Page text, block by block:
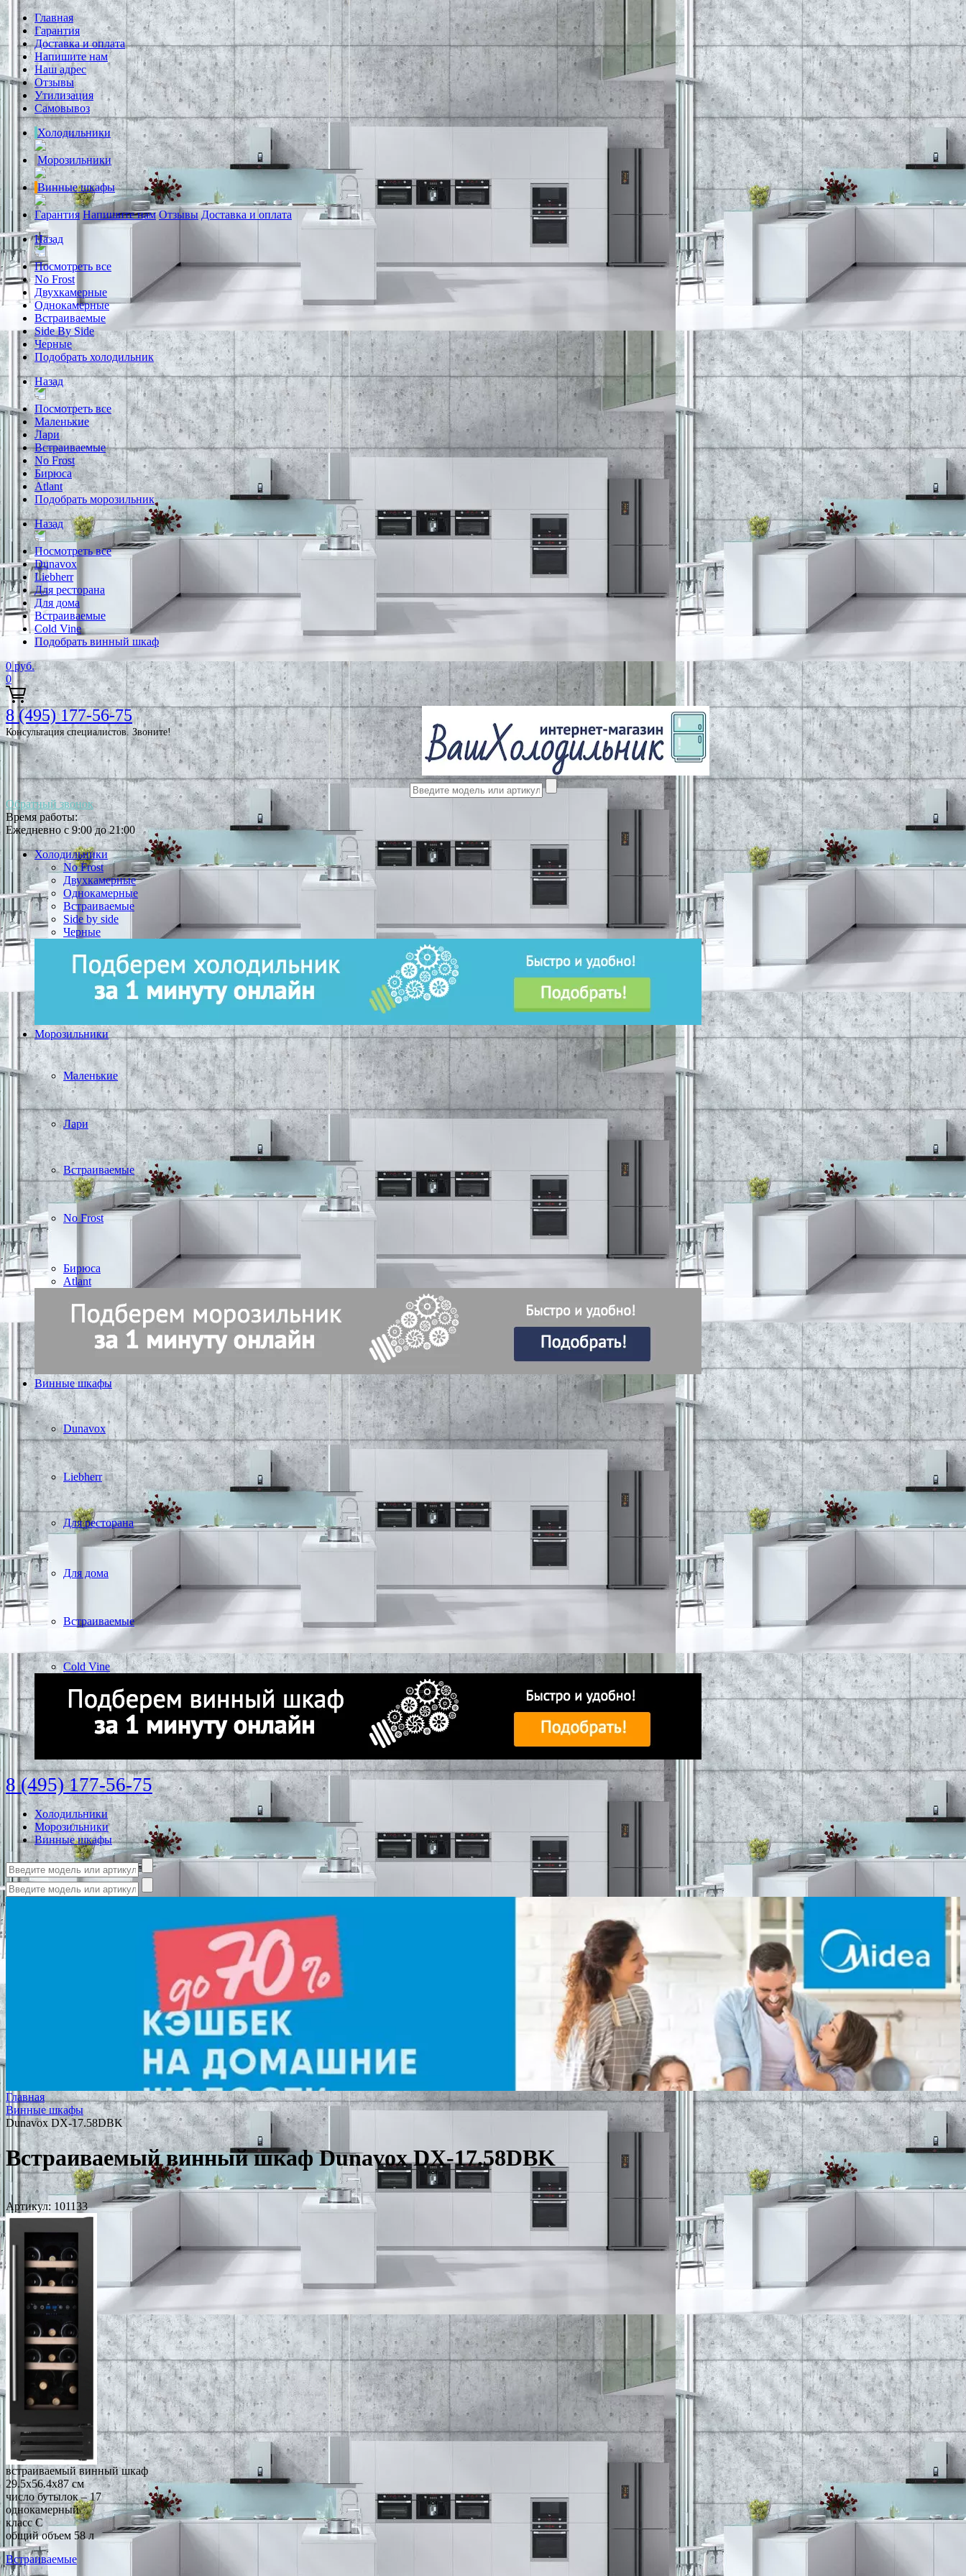
Главная
Гарантия
Доставка и оплата
Напишите нам
Наш адрес
Отзывы
Утилизация
Самовывоз
Холодильники
Морозильники
Винные шкафы
Гарантия Напишите нам Отзывы Доставка и оплата
Назад
Посмотреть все
No Frost
Двухкамерные
Однокамерные
Встраиваемые
Side By Side
Черные
Подобрать холодильник
Назад
Посмотреть все
Маленькие
Лари
Встраиваемые
No Frost
Бирюса
Atlant
Подобрать морозильник
Назад
Посмотреть все
Dunavox
Liebherr
Для ресторана
Для дома
Встраиваемые
Cold Vine
Подобрать винный шкаф
0 руб.
0
8 (495) 177-56-75
Консультация специалистов. Звоните!
Обратный звонок
Время работы:
Ежедневно с 9:00 до 21:00
Холодильники
No Frost
Двухкамерные
Однокамерные
Встраиваемые
Side by side
Черные
Морозильники
Маленькие
Лари
Встраиваемые
No Frost
Бирюса
Atlant
Винные шкафы
Dunavox
Liebherr
Для ресторана
Для дома
Встраиваемые
Cold Vine
8 (495) 177-56-75
Холодильники
Морозильники
Винные шкафы
Главная
Винные шкафы
Dunavox DX-17.58DBK
Встраиваемый винный шкаф Dunavox DX-17.58DBK
Артикул: 101133
встраиваемый винный шкаф
29.5x56.4x87 см
число бутылок – 17
однокамерный
класс C
общий объем 58 л
Встраиваемые